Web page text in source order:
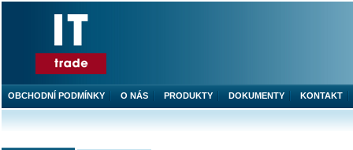
OBCHODNÍ PODMÍNKY O NÁS PRODUKTY DOKUMENTY KONTAKT